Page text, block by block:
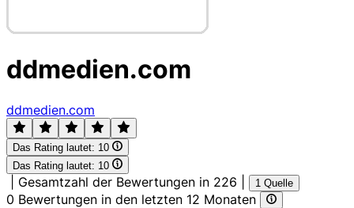
ddmedien.com
ddmedien.com
Das Rating lautet: 10
Das Rating lautet: 10
Gesamtzahl der Bewertungen in 226 1 Quelle
0 Bewertungen in den letzten 12 Monaten